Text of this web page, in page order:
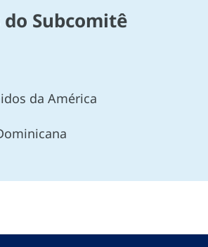
Subcomitê
da América